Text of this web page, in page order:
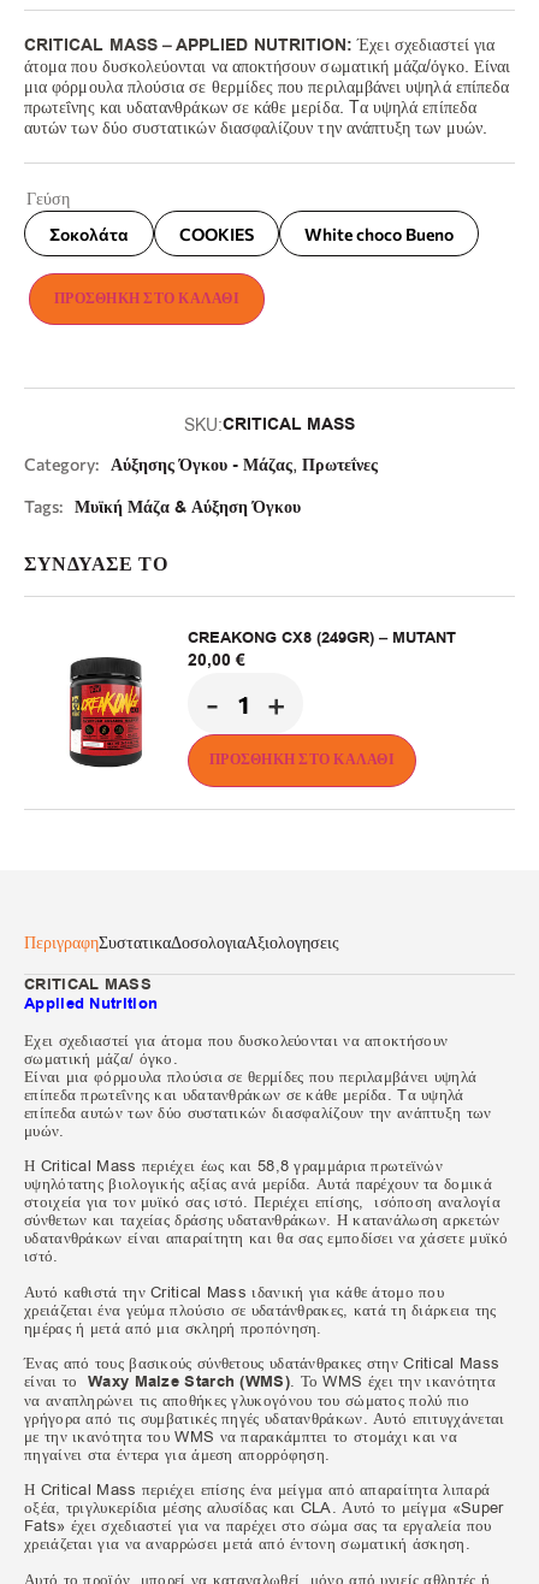
CRITICAL MASS – APPLIED NUTRITION: Έχει σχεδιαστεί για
άτομα που δυσκολεύονται να αποκτήσουν σωματική μάζα/όγκο. Είναι
μια φόρμουλα πλούσια σε θερμίδες που περιλαμβάνει υψηλά επίπεδα
πρωτεΐνης και υδατανθράκων σε κάθε μερίδα. Tα υψηλά επίπεδα
αυτών των δύο συστατικών διασφαλίζουν την ανάπτυξη των μυών.
Γεύση
Σοκολάτα COOKIES White choco Bueno
ΠΡΟΣΘΉΚΗ ΣΤΟ ΚΑΛΆΘΙ
SKU:CRITICAL MASS
Category: Αύξησης Όγκου - Μάζας, Πρωτεΐνες
Tags: Μυϊκή Μάζα & Αύξηση Όγκου
ΣΥΝΔΥΑΣΕ ΤΟ
CREAKONG CX8 (249GR) – MUTANT
20,00 €
- +
ΠΡΟΣΘΉΚΗ ΣΤΟ ΚΑΛΆΘΙ
ΠεριγραφηΣυστατικαΔοσολογιαΑξιολογησεις
CRITICAL MASS
Applied Nutrition
Εχει σχεδιαστεί για άτομα που δυσκολεύονται να αποκτήσουν
σωματική μάζα/ όγκο.
Είναι μια φόρμουλα πλούσια σε θερμίδες που περιλαμβάνει υψηλά
επίπεδα πρωτεΐνης και υδατανθράκων σε κάθε μερίδα. Tα υψηλά
επίπεδα αυτών των δύο συστατικών διασφαλίζουν την ανάπτυξη των
μυών.
Η Critical Mass περιέχει έως και 58,8 γραμμάρια πρωτεϊνών
υψηλότατης βιολογικής αξίας ανά μερίδα. Αυτά παρέχουν τα δομικά
στοιχεία για τον μυϊκό σας ιστό. Περιέχει επίσης, ισόποση αναλογία
σύνθετων και ταχείας δράσης υδατανθράκων. Η κατανάλωση αρκετών
υδατανθράκων είναι απαραίτητη και θα σας εμποδίσει να χάσετε μυϊκό
ιστό.
Αυτό καθιστά την Critical Mass ιδανική για κάθε άτομο που
χρειάζεται ένα γεύμα πλούσιο σε υδατάνθρακες, κατά τη διάρκεια της
ημέρας ή μετά από μια σκληρή προπόνηση.
Ένας από τους βασικούς σύνθετους υδατάνθρακες στην Critical Mass
είναι το Waxy Maize Starch (WMS). Το WMS έχει την ικανότητα
να αναπληρώνει τις αποθήκες γλυκογόνου του σώματος πολύ πιο
γρήγορα από τις συμβατικές πηγές υδατανθράκων. Αυτό επιτυγχάνεται
με την ικανότητα του WMS να παρακάμπτει το στομάχι και να
πηγαίνει στα έντερα για άμεση απορρόφηση.
Η Critical Mass περιέχει επίσης ένα μείγμα από απαραίτητα λιπαρά
οξέα, τριγλυκερίδια μέσης αλυσίδας και CLA. Αυτό το μείγμα «Super
Fats» έχει σχεδιαστεί για να παρέχει στο σώμα σας τα εργαλεία που
χρειάζεται για να αναρρώσει μετά από έντονη σωματική άσκηση.
Αυτό το προϊόν, μπορεί να καταναλωθεί, μόνο από υγιείς αθλητές ή